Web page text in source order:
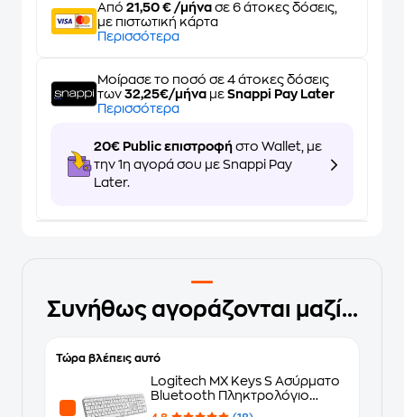
Από 21,50 € /μήνα σε 6 άτοκες δόσεις,
με πιστωτική κάρτα
Περισσότερα
Μοίρασε το ποσό σε 4 άτοκες δόσεις
των 32,25€/μήνα με Snappi Pay Later
Περισσότερα
20€ Public επιστροφή στο Wallet, με
την 1η αγορά σου με Snappi Pay
Later.
Συνήθως αγοράζονται μαζί...
Τώρα βλέπεις αυτό
Logitech MX Keys S Ασύρματο
Bluetooth Πληκτρολόγιο
Ανοιχτό Γκρι (US)